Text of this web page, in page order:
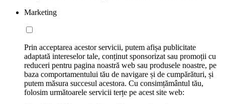
Marketing
Prin acceptarea acestor servicii, putem afișa publicitate
adaptată intereselor tale, conținut sponsorizat sau promoții cu
reduceri pentru pagina noastră web sau produsele noastre, pe
baza comportamentului tău de navigare și de cumpărături, și
putem măsura succesul acestora. Cu consimțământul tău,
folosim următoarele servicii terțe pe acest site web: